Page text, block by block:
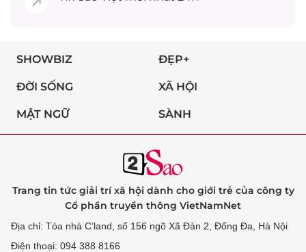
SHOWBIZ ĐẸP+
ĐỜI SỐNG XÃ HỘI
MẬT NGỮ SÀNH
Trang tin tức giải trí xã hội dành cho giới trẻ của công ty
Cổ phần truyền thông VietNamNet
Địa chỉ: Tòa nhà C’land, số 156 ngõ Xã Đàn 2, Đống Đa, Hà Nội
Điện thoại: 094 388 8166